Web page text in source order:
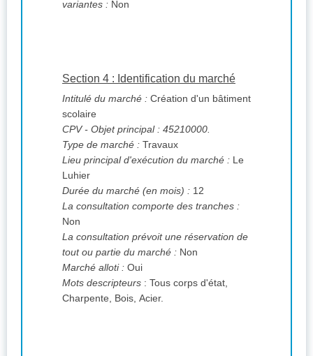
variantes : Non
Section 4 : Identification du marché
Intitulé du marché : Création d'un bâtiment
scolaire
CPV- Objet principal : 45210000.
Type de marché : Travaux
Lieu principal d'exécution du marché : Le
Luhier
Durée du marché (en mois) : 12
La consultation comporte des tranches :
Non
La consultation prévoit une réservation de
tout ou partie du marché : Non
Marché alloti : Oui
Mots descripteurs : Tous corps d'état,
Charpente, Bois, Acier.